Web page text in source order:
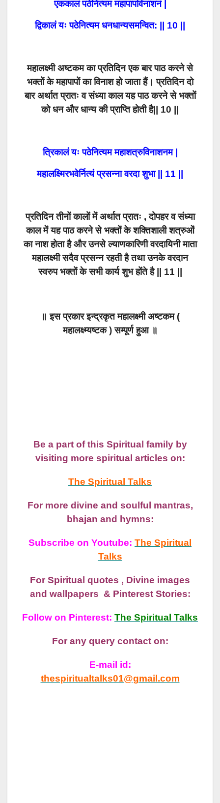
एककालं पठेनित्यम महापापविनाशनं |
द्विकालं यः पठेनित्यम धनधान्यसमन्वित: || 10 ||
महालक्ष्मी अष्टकम का प्रतिदिन एक बार पाठ करने से
भक्तों के महापापों का विनाश हो जाता हैं। प्रतिदिन दो
बार अर्थात प्रातः व संध्या काल यह पाठ करने से भक्तों
को धन और धान्य की प्राप्ति होती है|| 10 ||
त्रिकालं यः पठेनित्यम महाशत्रुविनाशनम |
महालक्ष्मिरभवेर्नित्यं प्रसन्ना वरदा शुभा || 11 ||
प्रतिदिन तीनों कालों में अर्थात प्रातः , दोपहर व संध्या
काल में यह पाठ करने से भक्तों के शक्तिशाली शत्रुओं
का नाश होता है और उनसे ल्याणकारिणी वरदायिनी माता
महालक्ष्मी सदैव प्रसन्न रहती है तथा उनके वरदान
स्वरुप भक्तों के सभी कार्य शुभ होंते है || 11 ||
॥ इस प्रकार इन्द्रकृत महालक्ष्मी अष्टकम (
महालक्ष्म्यष्टक ) सम्पूर्ण हुआ ॥
Be a part of this Spiritual family by
visiting more spiritual articles on:
The Spiritual Talks
For more divine and soulful mantras,
bhajan and hymns:
Subscribe on Youtube: The Spiritual
Talks
For Spiritual quotes , Divine images
and wallpapers & Pinterest Stories:
Follow on Pinterest: The Spiritual Talks
For any query contact on:
E-mail id:
thespiritualtalks01@gmail.com